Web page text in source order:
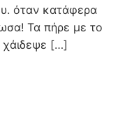
όταν κατάφερα
Τα πήρε με το
χάιδεψε […]